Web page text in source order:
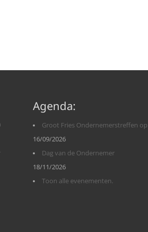
Agenda:
Groot Fries Ondernemerstreffen
16/09/2026
Dag van de Ondernemer
18/11/2026
Toon alle evenementen.